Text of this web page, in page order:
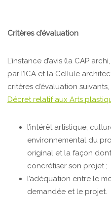
Critères d’évaluation
L’instance d’avis (la CAP
par l’ICA et la Cellule
critères d’évaluation
Décret relatif aux Arts
l’intérêt artistique,
environnemental du
original et la façon
concrétiser son projet ;
l’adéquation entre le
demandée et le projet.